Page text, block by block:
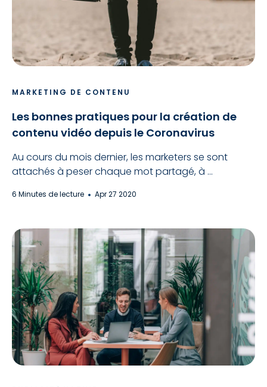
MARKETING DE CONTENU
Les bonnes pratiques pour la création de
contenu vidéo depuis le Coronavirus
Au cours du mois dernier, les marketers se sont
attachés à peser chaque mot partagé, à ...
6 Minutes de lecture Apr 27 2020